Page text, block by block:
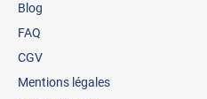
Blog
FAQ
CGV
Mentions légales